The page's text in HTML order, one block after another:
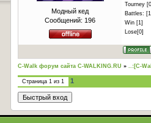
Модный кед
Сообщений: 196
Tourney
Battles:
Win [1]
Lose[0]
C-Walk форум сайта C-WALKING.RU » ..:[C-
Страница 1 из 1 1